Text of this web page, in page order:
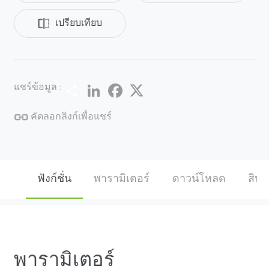
เปรียบเทียบ
แชร์ข้อมูล : Share LinkedInFacebook
คัดลอกลิงก์เพื่อแชร์
ฟังก์ชั่น พารามิเตอร์ ดาวน์โหลด สิน
พารามิเตอร์